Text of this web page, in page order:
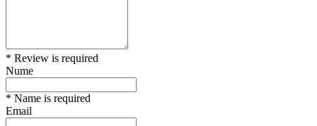
* Review is required
Nume
* Name is required
Email